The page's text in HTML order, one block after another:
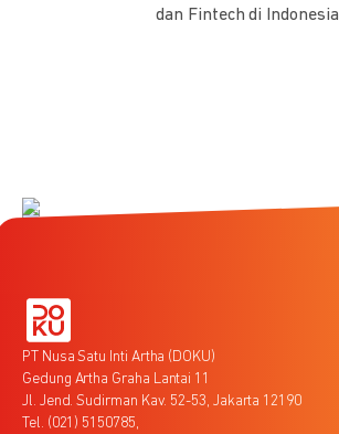
dan Fintech di Indonesia
PT Nusa Satu Inti Artha (DOKU)
Gedung Artha Graha Lantai 11
Jl. Jend. Sudirman Kav. 52-53, Jakarta 12190
Tel. (021) 5150785,